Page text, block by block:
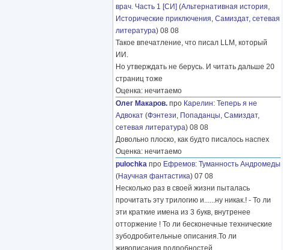
врач. Часть 1 [СИ] (Альтернативная история,
Исторические приключения, Самиздат, сетевая
литература) 08 08
Такое впечатление, что писал LLM, который
ИИ.
Но утверждать не берусь. И читать дальше 20
страниц тоже
Оценка: нечитаемо
Олег Макаров. про Карелин: Теперь я не
Адвокат (Фэнтези, Попаданцы, Самиздат,
сетевая литература) 08 08
Довольно плоско, как будто писалось наспех
Оценка: нечитаемо
pulochka про Ефремов: Туманность Андромеды
(Научная фантастика) 07 08
Несколько раз в своей жизни пыталась
прочитать эту трилогию и......ну никак.! - То ли
эти краткие имена из 3 букв, внутренее
отторжение ! То ли бесконечные технические
зубодробительные описания.То ли